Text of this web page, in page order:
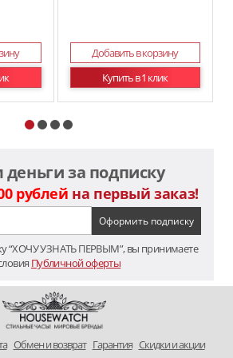
Добавить в корзину
Купить в 1 клик
за подписку
рублей на первый заказ!
“ХОЧУ УЗНАТЬ ПЕРВЫМ”, вы принимаете
Публичной оферты
Обмен и возврат Гарантия Скидки и акции